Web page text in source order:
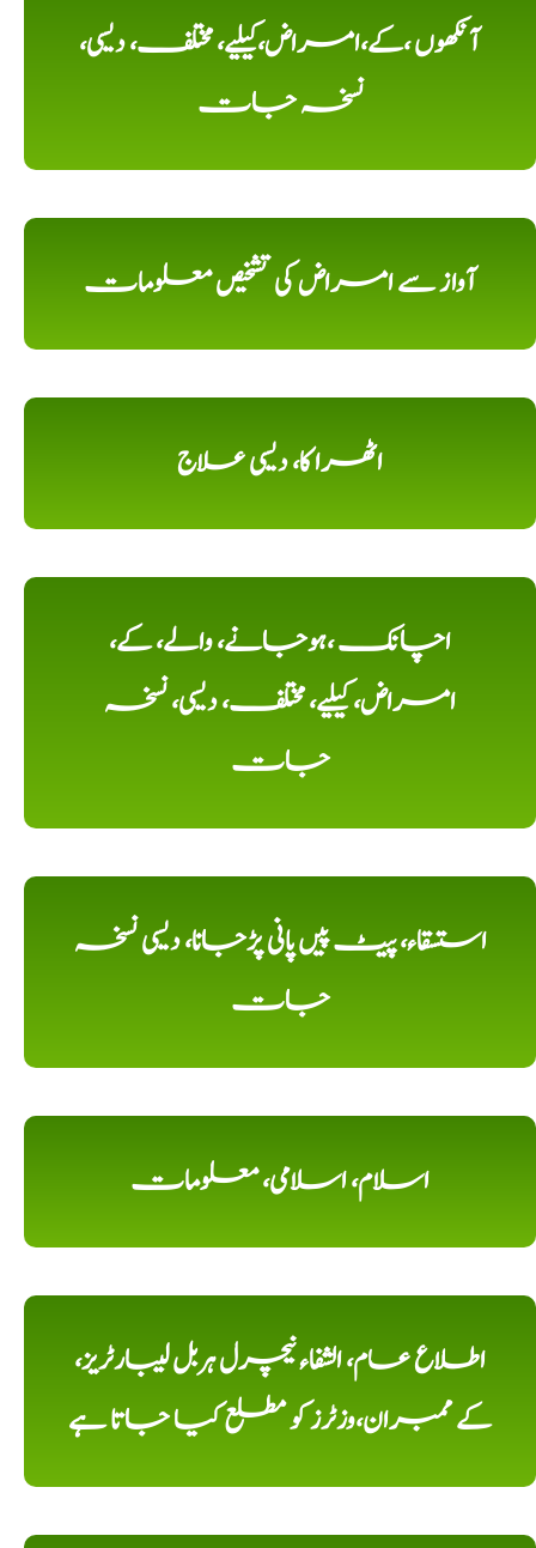
آنکھوں ،کے،امراض،کیلیے، مختلف، دیسی،
نسخہ جات
آواز سے امراض کی تشخیص معلومات
اٹھرا کا، دیسی علاج
اچانک ،ہوجانے، والے، کے،
امراض، کیلیے، مختلف، دیسی، نسخہ
جات
استسقاء، پیٹ پیں پانی پڑجانا، دیسی نسخہ
جات
اسلام، اسلامی، معلومات
اطلاع عام، الشفاء نیچرل ہربل لیبارٹریز،
کے ممبران،وزٹرز کو مطلع کیا جاتا ہے